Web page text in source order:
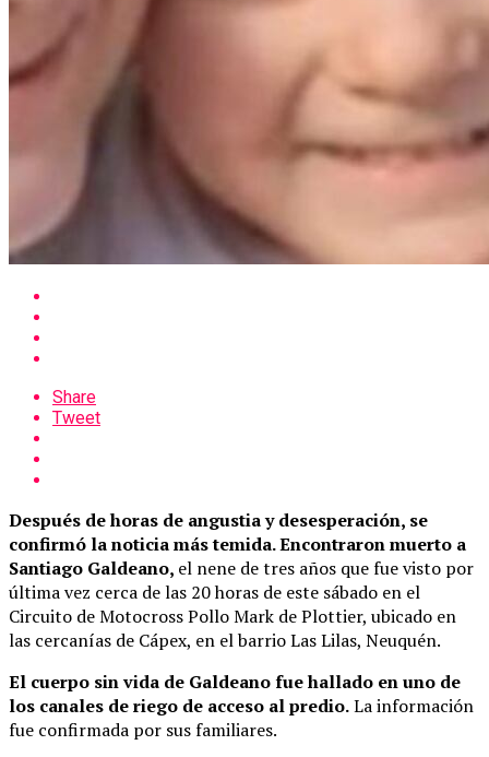
Share
Tweet
Después de horas de angustia y desesperación, se
confirmó la noticia más temida. Encontraron muerto a
Santiago Galdeano, el nene de tres años que fue visto por
última vez cerca de las 20 horas de este sábado en el
Circuito de Motocross Pollo Mark de Plottier, ubicado en
las cercanías de Cápex, en el barrio Las Lilas, Neuquén.
El cuerpo sin vida de Galdeano fue hallado en uno de
los canales de riego de acceso al predio.La información
fue confirmada por sus familiares.